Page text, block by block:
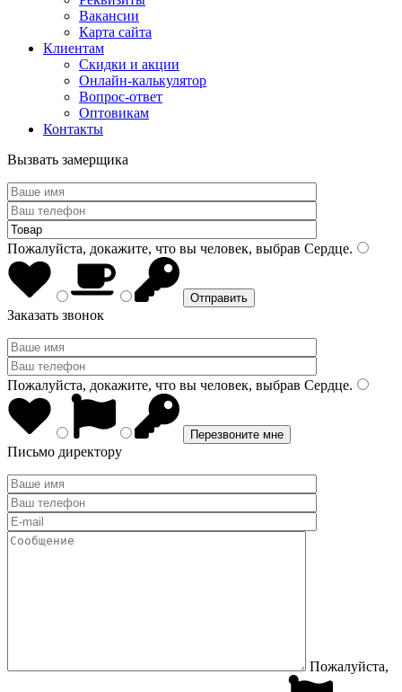
Вакансии
Карта сайта
Клиентам
Скидки и акции
Онлайн-калькулятор
Вопрос-ответ
Оптовикам
Контакты
Вызвать замерщика
Пожалуйста, докажите, что вы человек, выбрав Сердце.
Заказать звонок
Пожалуйста, докажите, что вы человек, выбрав Сердце.
Письмо директору
Пожалуйста,